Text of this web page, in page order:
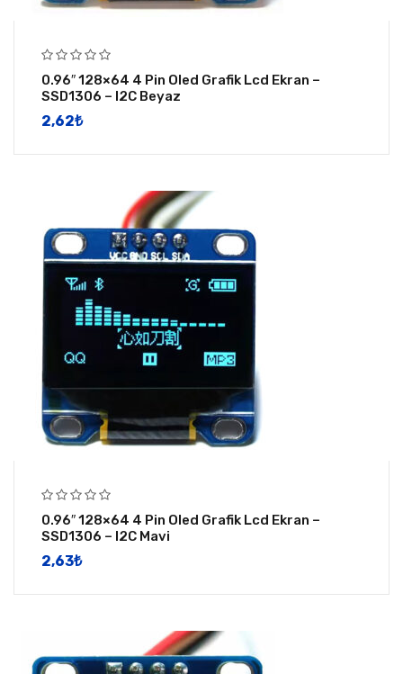
0.96″ 128×64 4 Pin Oled Grafik Lcd Ekran –
SSD1306 – I2C Beyaz
2,62​₺
0.96″ 128×64 4 Pin Oled Grafik Lcd Ekran –
SSD1306 – I2C Mavi
2,63​₺